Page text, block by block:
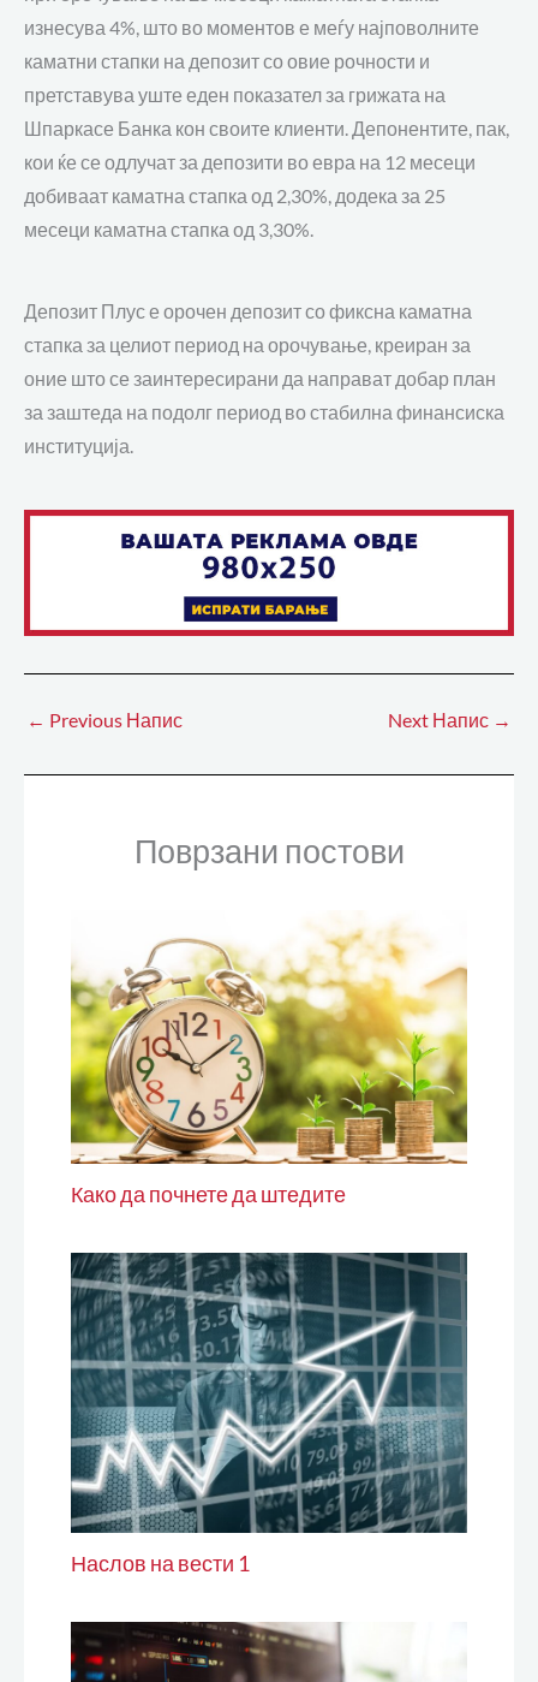
изнесува 4%, што во моментов е меѓу најповолните
каматни стапки на депозит со овие рочности и
претставува уште еден показател за грижата на
Шпаркасе Банка кон своите клиенти. Депонентите, пак,
кои ќе се одлучат за депозити во евра на 12 месеци
добиваат каматна стапка од 2,30%, додека за 25
месеци каматна стапка од 3,30%.
Депозит Плус е орочен депозит со фиксна каматна
стапка за целиот период на орочување, креиран за
оние што се заинтересирани да направат добар план
за заштеда на подолг период во стабилна финансиска
институција.
← Previous Напис Next Напис →
Поврзани постови
Како да почнете да штедите
Наслов на вести 1